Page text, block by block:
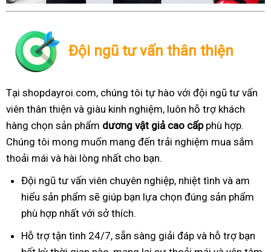
Đội ngũ tư vấn thân thiện
Tại shopdayroi.com, chúng tôi tự hào với đội ngũ tư vấn
viên thân thiện và giàu kinh nghiệm, luôn hỗ trợ khách
hàng chọn sản phẩm dương vật giả cao cấpphù hợp.
Chúng tôi mong muốn mang đến trải nghiệm mua sắm
thoải mái và hài lòng nhất cho bạn.
Đội ngũ tư vấn viên chuyên nghiệp, nhiệt tình và am
hiểu sản phẩm sẽ giúp bạn lựa chọn đúng sản phẩm
phù hợp nhất với sở thích.
Hỗ trợ tận tình 24/7, sẵn sàng giải đáp và hỗ trợ bạn